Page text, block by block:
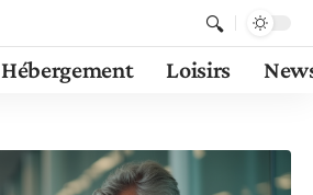
Hébergement Loisirs